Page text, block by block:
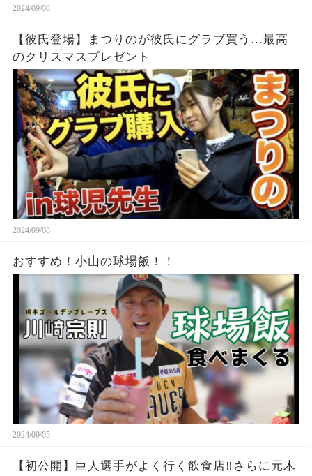
2024/09/08
【彼氏登場】まつりのが彼氏にグラブ買う…最高
のクリスマスプレゼント
2024/09/08
おすすめ！小山の球場飯！！
2024/09/05
【初公開】巨人選手がよく行く飲食店‼︎さらに元木